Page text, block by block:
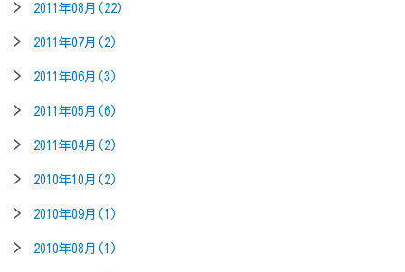
2011年08月(22)
2011年07月(2)
2011年06月(3)
2011年05月(6)
2011年04月(2)
2010年10月(2)
2010年09月(1)
2010年08月(1)